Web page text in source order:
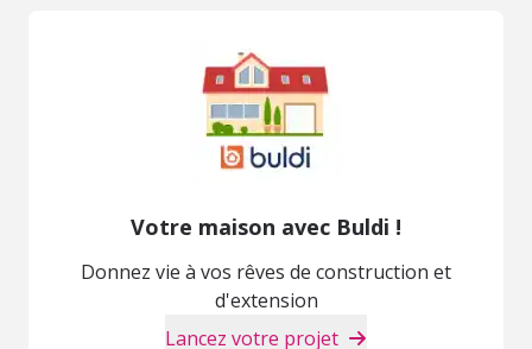
Votre maison avec Buldi !
Donnez vie à vos rêves de construction et
d'extension
Lancez votre projet